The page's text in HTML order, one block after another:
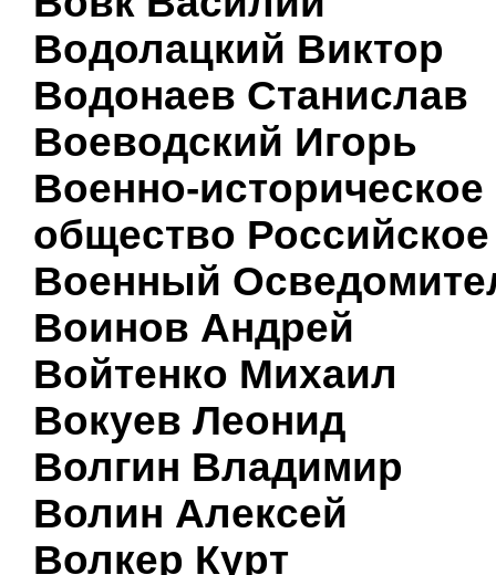
Водолацкий Виктор
Водонаев Станислав
Воеводский Игорь
Военно-историческое
общество Российское
Военный
Воинов Андрей
Войтенко Михаил
Вокуев Леонид
Волгин Владимир
Волин Алексей
Волкер Курт